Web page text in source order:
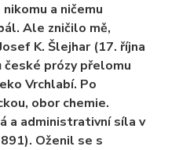
a ničemu
Ale zničilo mě,
K. Šlejhar (17. října
prózy přelomu
Vrchlabí. Po
obor chemie.
a administrativní síla v
Oženil se s